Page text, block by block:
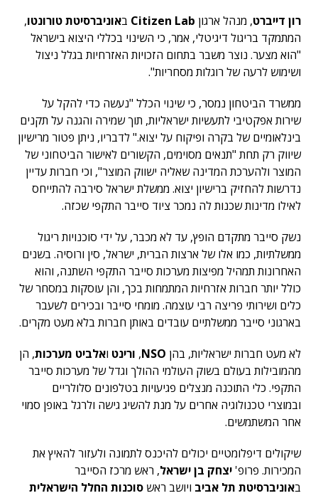
רון דייברט, מנהל ארגון Citizen Lab באוניברסיטת טורונטו,
המתמקד בריגול דיגיטלי, אמר, כי השינוי בכללי היצוא בישראל
"הוא מצער. נוצר משבר בתחום הזכויות האזרחיות בגלל ניצול
ושימוש לרעה של רוגלות מסחריות".
ממשרד הביטחון נמסר, כי שינוי הכלל "נעשה כדי להקל על
שירות אפקטיבי לתעשיות ישראליות, תוך שמירה והגנה על תקנים
בינלאומיים של בקרה ופיקוח על יצוא." לדבריו, ניתן פטור מרישיון
שיווק רק תחת "תנאים מסוימים, הקשורים לאישור הביטחוני של
המוצר ולהערכת המדינה שאליה ישווק המוצר", וכי חברות עדיין
נדרשות להחזיק ברישיון יצוא. ממשלת ישראל סירבה להתייחס
לאילו מדינות שכנות לה נמכר ציוד סייבר התקפי שכזה.
נשק סייבר מתקדם הופץ, עד לא מכבר, על ידי סוכנויות ריגול
ממשלתיות, כמו אלו של ארצות הברית, ישראל, סין ורוסיה. בשנים
האחרונות תמהיל מפיצות מערכות סייבר התקפי השתנה, והוא
כולל יותר חברות אזרחיות המתמחות בכך, והן עוסקות במסחר של
כלים ושירותי פריצה רבי עוצמה. מומחי סייבר ובכירים לשעבר
בארגוני סייבר ממשלתיים עובדים באותן חברות בלא מעט מקרים.
לא מעט חברות ישראליות, בהן NSO
, ורינט ואלביט מערכות, הן
מהמובילות בעולם בשוק העולמי ההולך וגדל של מערכות סייבר
התקפי. כלי התוכנה מנצלים פגיעויות בטלפונים סלולריים
ובמוצרי טכנולוגיה אחרים על מנת להשיג גישה ולרגל באופן סמוי
אחר המשתמשים.
שיקולים דיפלומטיים יכולים להיכנס לתמונה ולעזור להאיץ את
המכירות. פרופ' יצחק בן ישראל, ראש מרכז הסייבר
באוניברסיטת תל אביב ויושב ראש סוכנות החלל הישראלית